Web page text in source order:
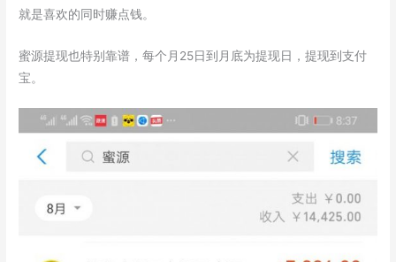
就是喜欢的同时赚点钱。
蜜源提现也特别靠谱，每个月25日到月底为提现日，提现到支付
宝。